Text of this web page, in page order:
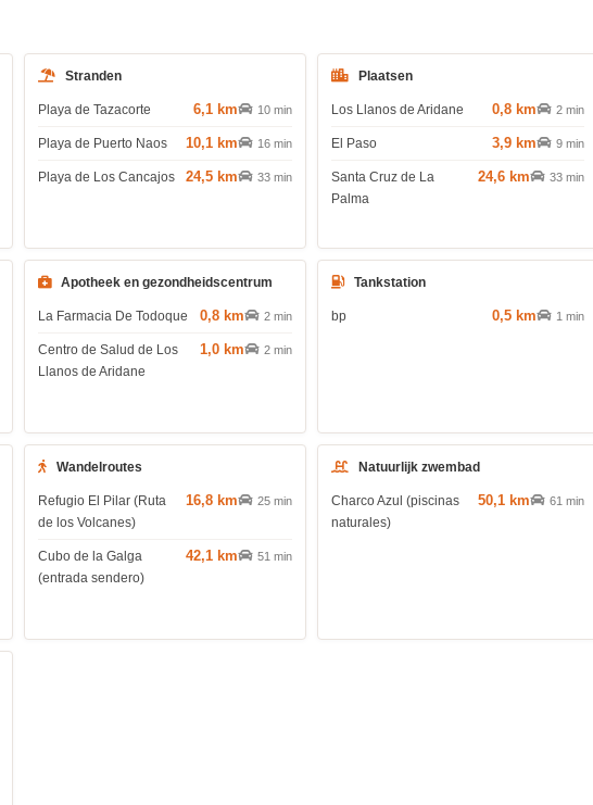
Stranden
Playa de Tazacorte 6,1 km 10 min
Playa de Puerto Naos 10,1 km 16 min
Playa de Los Cancajos 24,5 km 33 min
Plaatsen
Los Llanos de Aridane 0,8 km 2 min
El Paso 3,9 km 9 min
Santa Cruz de La
Palma
24,6 km 33 min
Apotheek en gezondheidscentrum
La Farmacia De Todoque 0,8 km 2 min
Centro de Salud de Los
Llanos de Aridane
1,0 km 2 min
Tankstation
bp 0,5 km 1 min
Wandelroutes
Refugio El Pilar (Ruta
de los Volcanes)
16,8 km 25 min
Cubo de la Galga
(entrada sendero)
42,1 km 51 min
Natuurlijk zwembad
Charco Azul (piscinas
naturales)
50,1 km 61 min